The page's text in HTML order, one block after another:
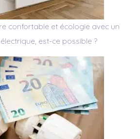
confortable et écologie avec un
est-ce possible ?